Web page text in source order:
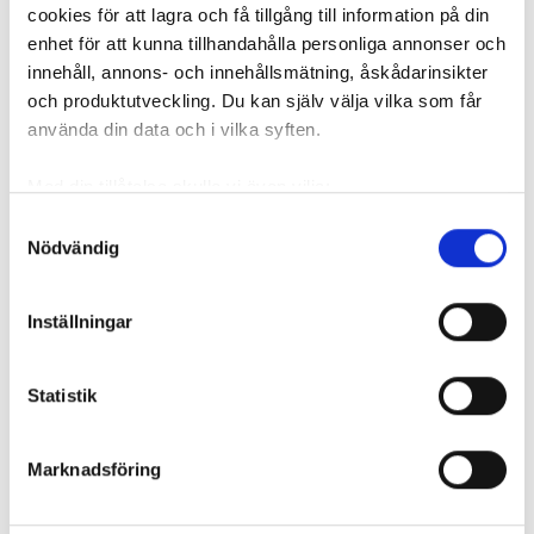
cookies för att lagra och få tillgång till information på din
enhet för att kunna tillhandahålla personliga annonser och
innehåll, annons- och innehållsmätning, åskådarinsikter
och produktutveckling. Du kan själv välja vilka som får
använda din data och i vilka syften.
som kan ha en noggrannhet på upp till flera meter
Ta reda på mer om hur dina personliga uppgifter
Du kan ändra eller dra tillbaka ditt samtycke när som
Vi använder enhetsidentifierare för att anpassa innehållet
Nödvändig
Inställningar
Statistik
Marknadsföring
REKOMMENDERADE ARTIKLAR
i Stockholm
kan nå
snabbare